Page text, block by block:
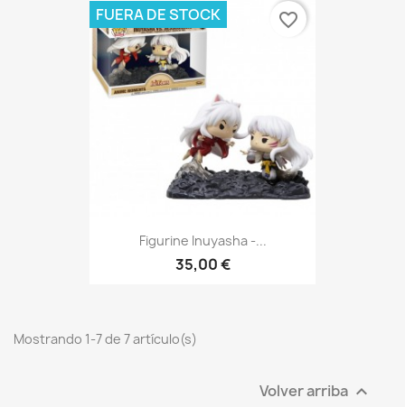
Figurine Inuyasha -...
35,00 €
FUERA DE STOCK favorite_border
Mostrando 1-7 de 7 artículo(s)
Volver arriba 